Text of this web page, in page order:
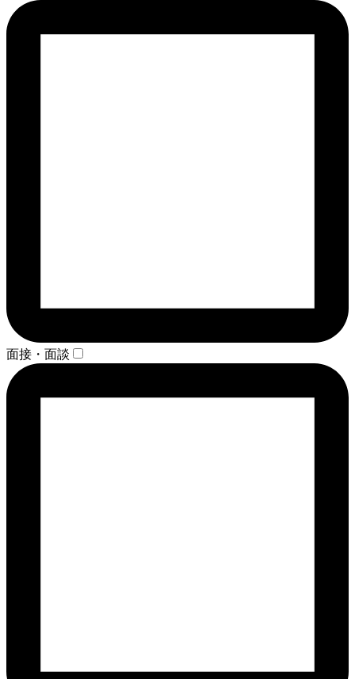
面接・面談